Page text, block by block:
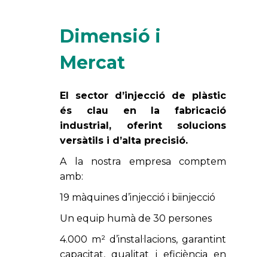
Dimensió i
Mercat
El sector d’injecció de plàstic
és clau en la fabricació
industrial, oferint solucions
versàtils i d’alta precisió.
A la nostra empresa comptem
amb:
19 màquines d’injecció i biinjecció
Un equip humà de 30 persones
4.000 m² d’instal·lacions, garantint
capacitat, qualitat i eficiència en